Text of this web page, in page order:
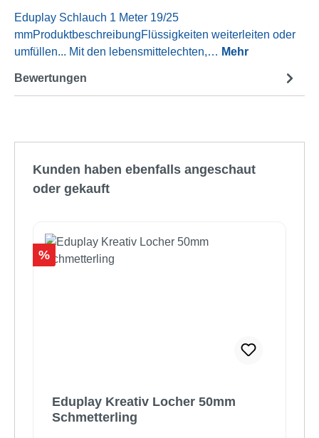
Eduplay Schlauch 1 Meter 19/25
mmProduktbeschreibungFlüssigkeiten weiterleiten oder
umfüllen... Mit den lebensmittelechten,… Mehr
Bewertungen
Kunden haben ebenfalls angeschaut
oder gekauft
Rabatt
%
Eduplay Kreativ Locher 50mm
Schmetterling